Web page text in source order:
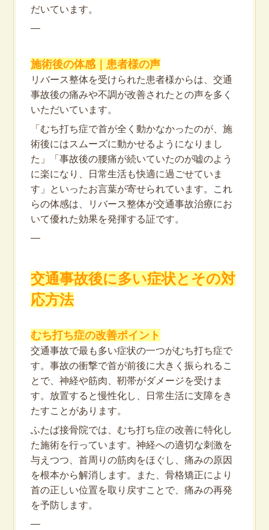
だいています。
—
施術後の体感｜患者様の声
リバース整体を受けられた患者様からは、交通
事故後の痛みや不調が改善されたとの声を多く
いただいています。
「むち打ち症で首が全く動かなかったのが、施
術後にはスムーズに動かせるようになりまし
た」「事故後の腰痛が続いていたのが嘘のよう
に楽になり、日常生活も快適に過ごせていま
す」といったお言葉が寄せられています。これ
らの体感は、リバース整体が交通事故治療にお
いて優れた効果を発揮する証です。
—
交通事故後に多い症状とその対
応方法
むち打ち症の改善ポイント
交通事故で最も多い症状の一つがむち打ち症で
す。事故の衝撃で首が前後に大きく振られるこ
とで、神経や筋肉、靭帯がダメージを受けま
す。放置すると慢性化し、日常生活に支障をき
たすことがあります。
ふたば接骨院では、むち打ち症の改善に特化し
た施術を行っています。神経への適切な刺激を
与えつつ、首周りの筋肉をほぐし、痛みの原因
を根本から解消します。また、骨格矯正により
首の正しい位置を取り戻すことで、痛みの再発
を予防します。
—